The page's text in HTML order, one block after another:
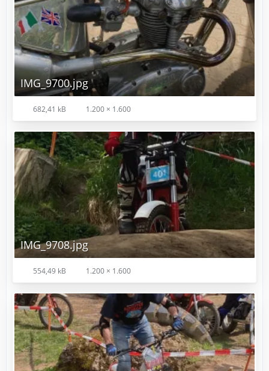
IMG_9700.jpg
682,41 kB 1.200 × 1.600
IMG_9708.jpg
554,49 kB 1.200 × 1.600